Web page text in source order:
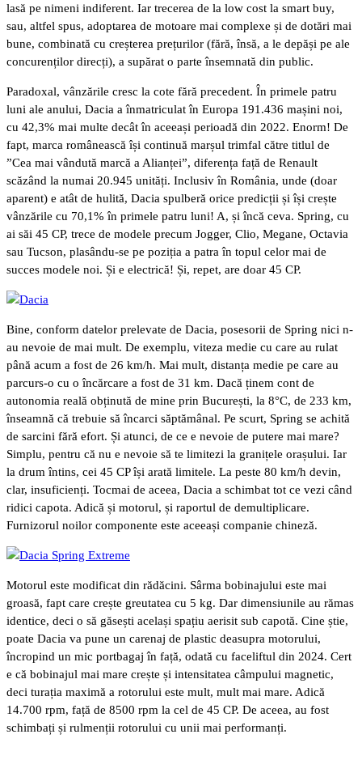
lasă pe nimeni indiferent. Iar trecerea de la low cost la smart buy,
sau, altfel spus, adoptarea de motoare mai complexe și de dotări mai
bune, combinată cu creșterea prețurilor (fără, însă, a le depăși pe ale
concurenților direcți), a supărat o parte însemnată din public.
Paradoxal, vânzările cresc la cote fără precedent. În primele patru
luni ale anului, Dacia a înmatriculat în Europa 191.436 mașini noi,
cu 42,3% mai multe decât în aceeași perioadă din 2022. Enorm! De
fapt, marca românească își continuă marșul trimfal către titlul de
”Cea mai vândută marcă a Alianței”, diferența față de Renault
scăzând la numai 20.945 unități. Inclusiv în România, unde (doar
aparent) e atât de hulită, Dacia spulberă orice predicții și își crește
vânzările cu 70,1% în primele patru luni! A, și încă ceva. Spring, cu
ai săi 45 CP, trece de modele precum Jogger, Clio, Megane, Octavia
sau Tucson, plasându-se pe poziția a patra în topul celor mai de
succes modele noi. Și e electrică! Și, repet, are doar 45 CP.
Bine, conform datelor prelevate de Dacia, posesorii de Spring nici n-
au nevoie de mai mult. De exemplu, viteza medie cu care au rulat
până acum a fost de 26 km/h. Mai mult, distanța medie pe care au
parcurs-o cu o încărcare a fost de 31 km. Dacă ținem cont de
autonomia reală obținută de mine prin București, la 8°C, de 233 km,
înseamnă că trebuie să încarci săptămânal. Pe scurt, Spring se achită
de sarcini fără efort. Și atunci, de ce e nevoie de putere mai mare?
Simplu, pentru că nu e nevoie să te limitezi la granițele orașului. Iar
la drum întins, cei 45 CP își arată limitele. La peste 80 km/h devin,
clar, insuficienți. Tocmai de aceea, Dacia a schimbat tot ce vezi când
ridici capota. Adică și motorul, și raportul de demultiplicare.
Furnizorul noilor componente este aceeași companie chineză.
Motorul este modificat din rădăcini. Sârma bobinajului este mai
groasă, fapt care crește greutatea cu 5 kg. Dar dimensiunile au rămas
identice, deci o să găsești același spațiu aerisit sub capotă. Cine știe,
poate Dacia va pune un carenaj de plastic deasupra motorului,
încropind un mic portbagaj în față, odată cu faceliftul din 2024. Cert
e că bobinajul mai mare crește și intensitatea câmpului magnetic,
deci turația maximă a rotorului este mult, mult mai mare. Adică
14.700 rpm, față de 8500 rpm la cel de 45 CP. De aceea, au fost
schimbați și rulmenții rotorului cu unii mai performanți.